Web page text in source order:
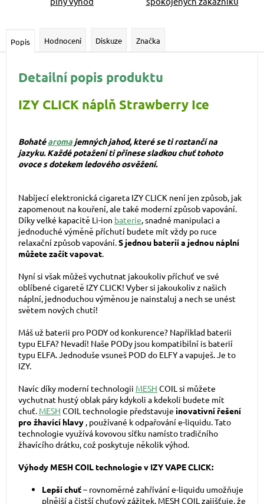
Popis Hodnocení Diskuze Značka
Detailní popis produktu
IZY CLICK náplň Strawberry Ice
Bohatéaroma jemných jahod, které se ti roztančí na
jazyku. Každé potažení ti přinese sladkou chuť tohoto
ovoce s dotekem ledového osvěžení.
Nabíjecí elektronická cigareta IZY CLICK není jen způsob, jak
zapomenout na kouření, ale také moderní způsob vapování.
Díky velké kapacitě Li-ion baterie, snadné manipulaci a
jednoduché výměně příchutí budete mít vždy po ruce
relaxační způsob vapování.S jednou baterií a jednou náplní
můžete začít vapovat.
Nyní si však můžeš vychutnat jakoukoliv příchuť ve své
oblíbené cigaretě IZY CLICK! Vyber si jakoukoliv z našich
náplní, jednoduchou výměnou je nainstaluj a nech se unést
světem nových chutí!
Máš už baterii pro PODY od konkurence? Například baterii
typu ELFA? Nevadí! Naše PODy jsou kompatibilní is baterií
typu ELFA. Jednoduše vsuneš POD do ELFY a vapuješ. Je to
IZY.
Navíc díky moderní technologii MESH COIL si můžete
vychutnat hustý oblak páry kdykoli a kdekoli budete mít
chuť. MESH COIL technologie představuje inovativní řešení
pro žhavící hlavy , používané k odpařování e-liquidu. Tato
technologie využívá kovovou síťku namísto tradičního
žhavícího drátku, což poskytuje několik výhod.
Výhody MESH COIL technologie v IZY VAPE CLICK:
Lepší chuť– rovnoměrné zahřívání e-liquidu umožňuje
plnější a čistší chuťový zážitek. MESH COIL zajišťuje, že